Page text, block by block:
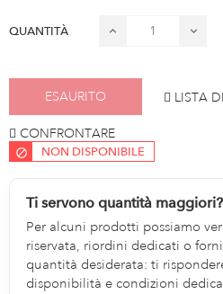
QUANTITÀ
ESAURITO LISTA
CONFRONTARE
NON DISPONIBILE
Ti servono quantità maggiori?
Per alcuni prodotti possiamo
riservata, riordini dedicati o
quantità desiderata: ti
disponibilità e condizioni